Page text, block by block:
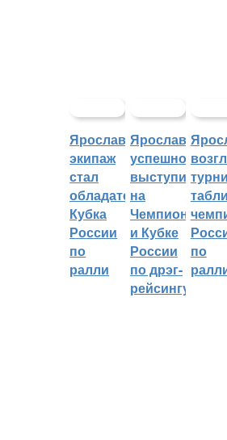
Ярославский
экипаж
стал
обладателем
Кубка
России
по
ралли
Ярославцы
успешно
выступили
на
Чемпионате
и Кубке
России
по дрэг-
рейсингу
по